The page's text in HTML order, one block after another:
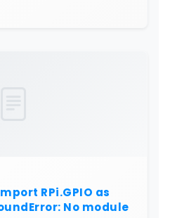
RPi.GPIO as
No module